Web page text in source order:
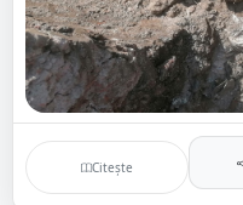
Citește